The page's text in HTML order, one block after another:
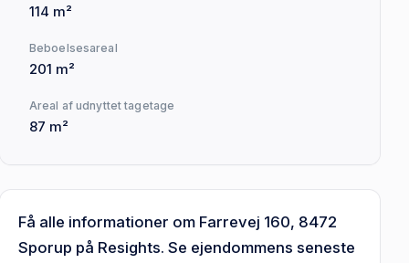
114 m²
Beboelsesareal
201 m²
Areal af udnyttet tagetage
87 m²
Få alle informationer om Farrevej 160, 8472
Sporup på Resights. Se ejendommens seneste